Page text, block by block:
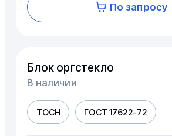
По запросу
Блок оргстекло
В наличии
ТОСН ГОСТ 17622-72